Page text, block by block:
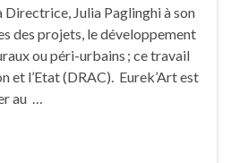
Directrice, Julia Paglinghi à son
des projets, le développement
ou péri-urbains ; ce travail
et l’Etat (DRAC). Eurek’Art est
au …